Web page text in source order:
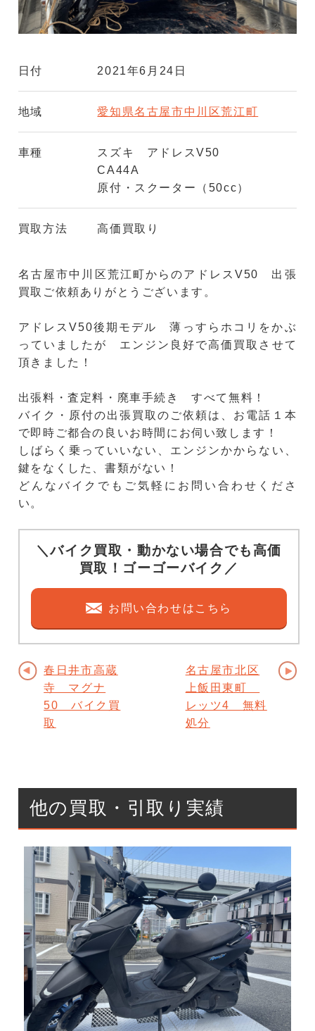
日付 2021年6月24日
地域 愛知県名古屋市中川区荒江町
車種
スズキ アドレスV50
CA44A
原付・スクーター（50cc）
買取方法 高価買取り
名古屋市中川区荒江町からのアドレスV50 出張
買取ご依頼ありがとうございます。
アドレスV50後期モデル 薄っすらホコリをかぶ
っていましたが エンジン良好で高価買取させて
頂きました！
出張料・査定料・廃車手続き すべて無料！
バイク・原付の出張買取のご依頼は、お電話１本
で即時ご都合の良いお時間にお伺い致します！
しばらく乗っていいない、エンジンかからない、
鍵をなくした、書類がない！
どんなバイクでもご気軽にお問い合わせくださ
い。
＼バイク買取・動かない場合でも高価
買取！ゴーゴーバイク／
お問い合わせはこちら
春日井市高蔵
寺 マグナ
50 バイク買
取
名古屋市北区
上飯田東町
レッツ4 無料
処分
他の買取・引取り実績